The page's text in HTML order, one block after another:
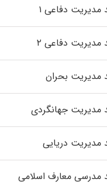
مدیریت دفاعی ۱
مدیریت دفاعی ۲
مدیریت بحران
مدیریت جهانگردی
مدیریت دریایی
مدرسی معارف اسلامی